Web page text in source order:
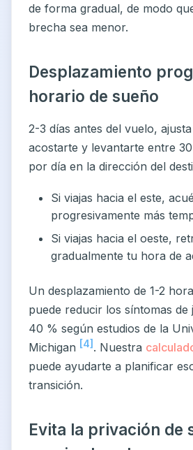
de forma gradual, de modo
brecha sea menor.
Desplazamiento
horario de sueño
2-3 días antes del vuelo,
acostarte y levantarte entre
por día en la dirección del
Si viajas hacia el este,
progresivamente más
Si viajas hacia el oeste,
gradualmente tu hora de
Un desplazamiento de 1-2
puede reducir los síntomas de
40 % según estudios de la
Michigan [4] . Nuestra
puede ayudarte a planificar
transición.
Evita la privación de